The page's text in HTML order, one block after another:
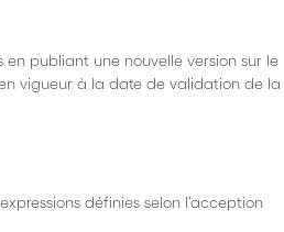
publiant une nouvelle version sur le
vigueur à la date de validation de la
définies selon l’acception